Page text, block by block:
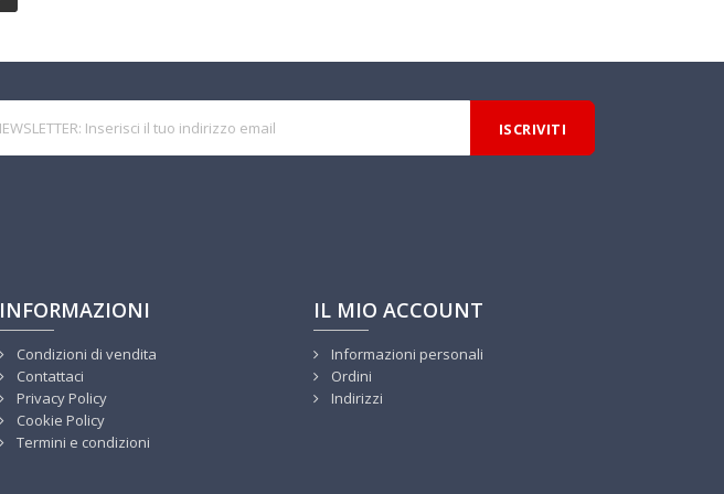
INFORMAZIONI
Condizioni di vendita
Contattaci
Privacy Policy
Cookie Policy
Termini e condizioni
IL MIO ACCOUNT
Informazioni personali
Ordini
Indirizzi